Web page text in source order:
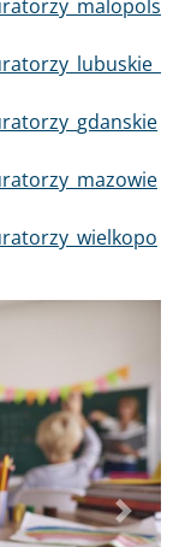
Dalej